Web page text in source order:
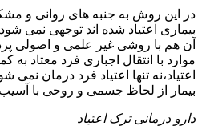
در این روش به جنبه های روانی و
بیماری اعتیاد شده اند توجهی نمی
آن هم با روشی غیر علمی و اصولی
موارد با انتقال اجباری فرد معتاد
اعتیاد،نه تنها اعتیاد فرد درمان نمی
بیمار از لحاظ جسمی و روحی با
دارو درمانی ترک اعتیاد